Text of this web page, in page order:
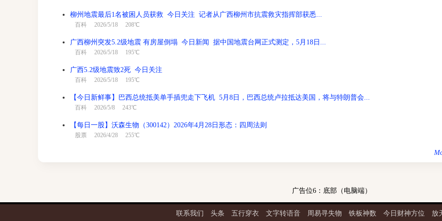
柳州地震最后1名被困人员获救 今日关注 记者从广西柳州市抗震救灾指挥部获悉...
百科 2026/5/18 208℃
广西柳州突发5.2级地震 有房屋倒塌 今日新闻 据中国地震台网正式测定，5月18日...
百科 2026/5/18 195℃
广西5.2级地震致2死 今日关注
百科 2026/5/18 195℃
【今日新鲜事】巴西总统抵美单手插兜走下飞机 5月8日，巴西总统卢拉抵达美国，将与特朗普会...
百科 2026/5/8 243℃
【每日一股】沃森生物（300142）2026年4月28日形态：四周法则
股票 2026/4/28 255℃
广告位6：底部（电脑端）
联系我们 头条 五行穿衣 文字转语音 周易寻失物 铁板神数 今日财神方位 放